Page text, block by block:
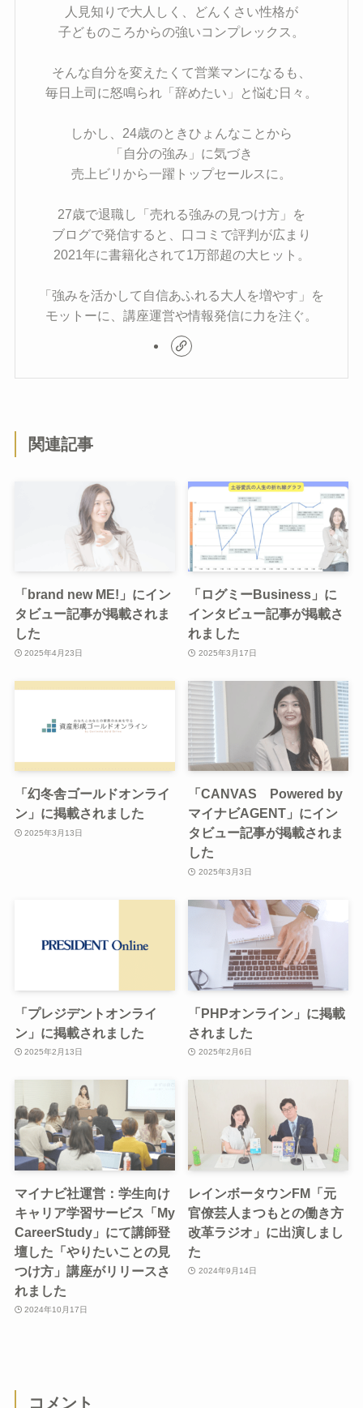
人見知りで大人しく、どんくさい性格が
子どものころからの強いコンプレックス。
そんな自分を変えたくて営業マンになるも、
毎日上司に怒鳴られ「辞めたい」と悩む日々。
しかし、24歳のときひょんなことから
「自分の強み」に気づき
売上ビリから一躍トップセールスに。
27歳で退職し「売れる強みの見つけ方」を
ブログで発信すると、口コミで評判が広まり
2021年に書籍化されて1万部超の大ヒット。
「強みを活かして自信あふれる大人を増やす」を
モットーに、講座運営や情報発信に力を注ぐ。
関連記事
「brand new ME!」にイン
タビュー記事が掲載されま
した
2025年4月23日
「ログミーBusiness」に
インタビュー記事が掲載さ
れました
2025年3月17日
「幻冬舎ゴールドオンライ
ン」に掲載されました
2025年3月13日
「CANVAS Powered by
マイナビAGENT」にイン
タビュー記事が掲載されま
した
2025年3月3日
「プレジデントオンライ
ン」に掲載されました
2025年2月13日
「PHPオンライン」に掲載
されました
2025年2月6日
マイナビ社運営：学生向け
キャリア学習サービス「My
CareerStudy」にて講師登
壇した「やりたいことの見
つけ方」講座がリリースさ
れました
2024年10月17日
レインボータウンFM「元
官僚芸人まつもとの働き方
改革ラジオ」に出演しまし
た
2024年9月14日
コメント